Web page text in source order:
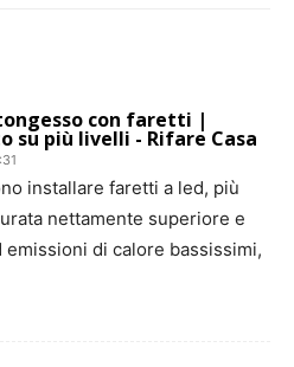
con faretti |
su più livelli - Rifare Casa
installare faretti a led, più
nettamente superiore e
emissioni di calore bassissimi,